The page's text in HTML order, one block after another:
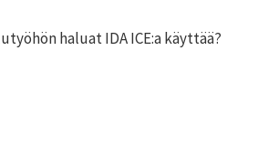
haluat IDA ICE:a käyttää?